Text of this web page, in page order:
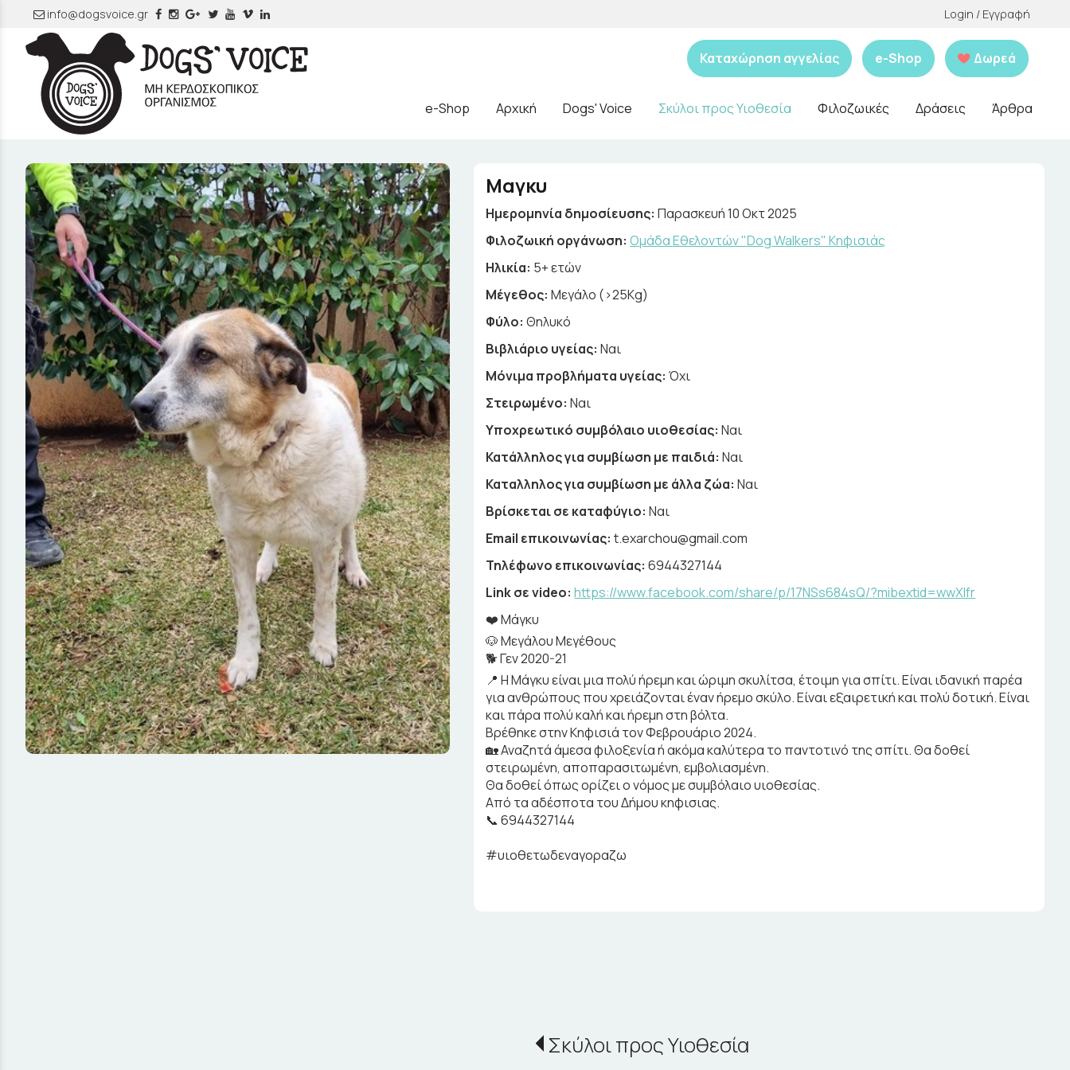
info@dogsvoice.gr Login / Εγγραφή
Καταχώρηση αγγελίας e-Shop Δωρεά
e-Shop Αρχική Dogs' Voice Σκύλοι προς Υιοθεσία Φιλοζωικές Δράσεις Άρθρα
Μαγκυ
Ημερομηνία δημοσίευσης: Παρασκευή 10 Οκτ 2025
Φιλοζωική οργάνωση:Ομάδα Εθελοντών "Dog Walkers" Κηφισιάς
Ηλικία: 5+ ετών
Μέγεθος:Μεγάλο (>25Kg)
Φύλο:Θηλυκό
Βιβλιάριο υγείας: Ναι
Μόνιμα προβλήματα υγείας: Όχι
Στειρωμένο: Ναι
Υποχρεωτικό συμβόλαιο υιοθεσίας: Ναι
Κατάλληλος για συμβίωση με παιδιά: Ναι
Καταλληλος για συμβίωση με άλλα ζώα: Ναι
Βρίσκεται σε καταφύγιο: Ναι
Email επικοινωνίας: t.exarchou@gmail.com
Τηλέφωνο επικοινωνίας: 6944327144
Link σε video: https://www.facebook.com/share/p/17NSs684sQ/?mibextid=wwXIfr
❤️ Μάγκυ
🐶 Μεγάλου Μεγέθους
🐕 Γεν 2020-21
📍 Η Μάγκυ είναι μια πολύ ήρεμη και ώριμη σκυλίτσα, έτοιμη για σπίτι. Είναι ιδανική παρέα
για ανθρώπους που χρειάζονται έναν ήρεμο σκύλο. Είναι εξαιρετική και πολύ δοτική. Είναι
και πάρα πολύ καλή και ήρεμη στη βόλτα.
Βρέθηκε στην Κηφισιά τον Φεβρουάριο 2024.
🏡 Αναζητά άμεσα φιλοξενία ή ακόμα καλύτερα το παντοτινό της σπίτι. Θα δοθεί
στειρωμένη, αποπαρασιτωμένη, εμβολιασμένη.
Θα δοθεί όπως ορίζει ο νόμος με συμβόλαιο υιοθεσίας.
Από τα αδέσποτα του Δήμου κηφισιας.
📞 6944327144
#υιοθετωδεναγοραζω
Σκύλοι προς Υιοθεσία